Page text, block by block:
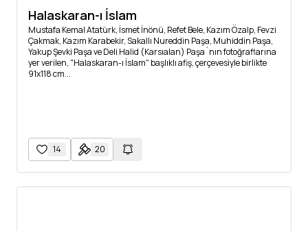
Halaskaran-ı İslam
Mustafa Kemal Atatürk, İsmet İnönü, Refet Bele, Kazım Özalp, Fevzi
Çakmak, Kazım Karabekir, Sakallı Nureddin Paşa, Muhiddin Paşa,
Yakup Şevki Paşa ve Deli Halid (Karsıalan) Paşa´nın fotoğraflarına
yer verilen, "Halaskaran-ı İslam" başlıklı afiş, çerçevesiyle birlikte
91x118 cm...
14 20